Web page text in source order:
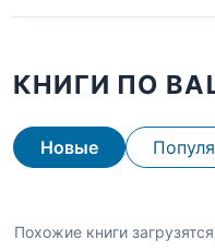
КНИГИ ПО
Новые
Похожие книги